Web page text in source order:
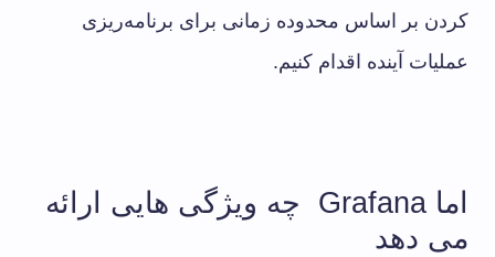
کردن بر اساس محدوده زمانی برای برنامه‌ریزی
عملیات آینده اقدام کنیم.
اما Grafana چه ویژگی هایی ارائه
می دهد